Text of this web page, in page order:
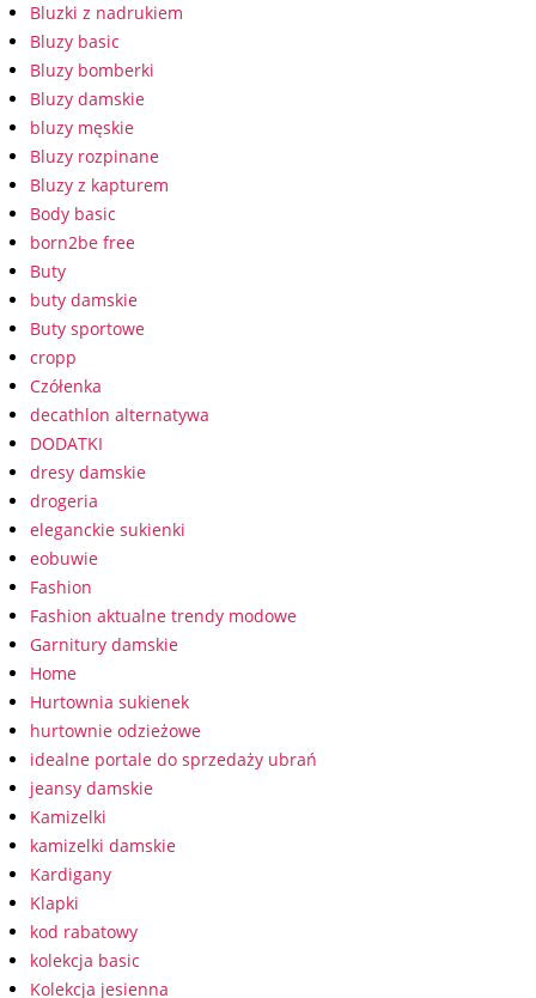
Bluzki z nadrukiem
Bluzy basic
Bluzy bomberki
Bluzy damskie
bluzy męskie
Bluzy rozpinane
Bluzy z kapturem
Body basic
born2be free
Buty
buty damskie
Buty sportowe
cropp
Czółenka
decathlon alternatywa
DODATKI
dresy damskie
drogeria
eleganckie sukienki
eobuwie
Fashion
Fashion aktualne trendy modowe
Garnitury damskie
Home
Hurtownia sukienek
hurtownie odzieżowe
idealne portale do sprzedaży ubrań
jeansy damskie
Kamizelki
kamizelki damskie
Kardigany
Klapki
kod rabatowy
kolekcja basic
Kolekcja jesienna